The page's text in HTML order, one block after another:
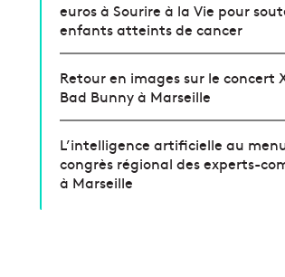
euros à Sourire à la Vie pour
enfants atteints de cancer
Retour en images sur le concert
Bad Bunny à Marseille
L’intelligence artificielle au
congrès régional des experts-
à Marseille